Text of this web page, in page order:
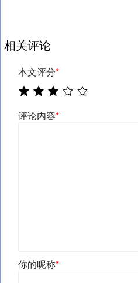
相关评论
本文评分*
评论内容*
你的昵称*